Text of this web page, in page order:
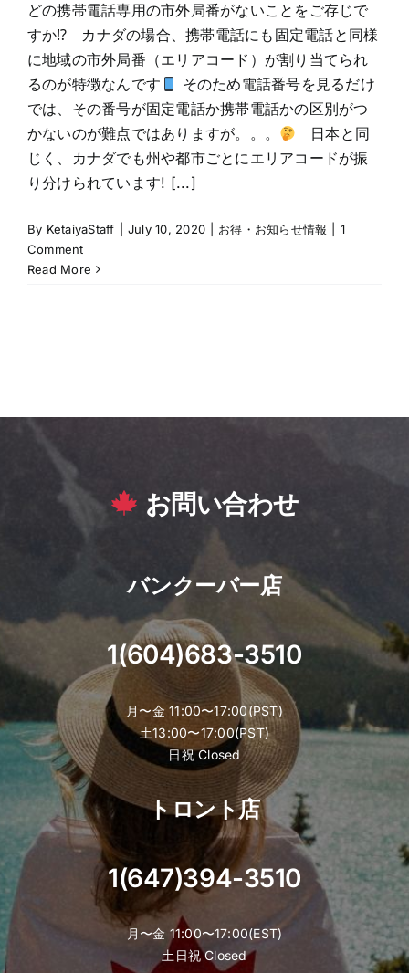
どの携帯電話専用の市外局番がないことをご存じで
すか⁉ カナダの場合、携帯電話にも固定電話と同様
に地域の市外局番（エリアコード）が割り当てられ
るのが特徴なんです
そのため電話番号を見るだけ
では、その番号が固定電話か携帯電話かの区別がつ
かないのが難点ではありますが。。。
日本と同
じく、カナダでも州や都市ごとにエリアコードが振
り分けられています! [...]
By KetaiyaStaff July 10, 2020 お得・お知らせ情報
1
Comment
Read More
お問い合わせ
バンクーバー店
1(604)683-3510
月〜金 11:00〜17:00(PST)
土13:00〜17:00(PST)
日祝 Closed
トロント店
1(647)394-3510
月〜金 11:00〜17:00(EST)
土日祝 Closed